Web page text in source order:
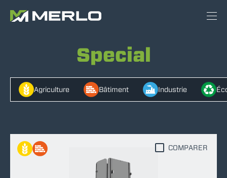
Special
Agriculture Bâtiment Industrie
COMPARER